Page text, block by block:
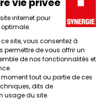
et mentions légales